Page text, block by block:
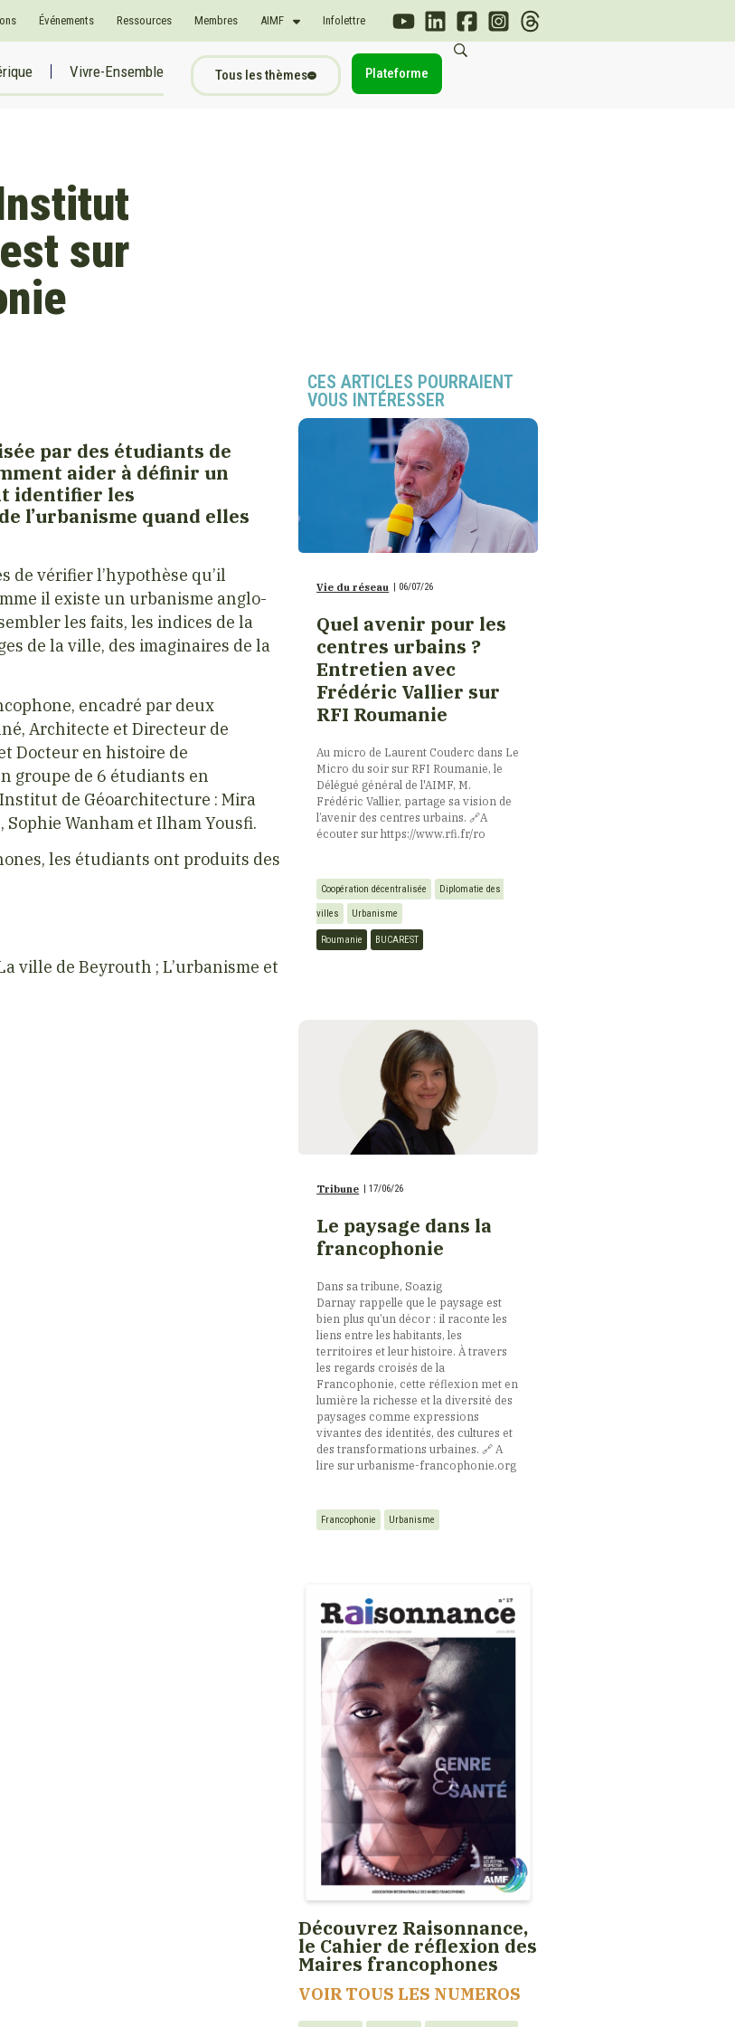
Événements Ressources Membres AIMF Infolettre
Vivre-Ensemble Tous les thèmes Plateforme
sur
par des étudiants de
aider à définir un
identifier les
l’urbanisme quand elles
de vérifier l’hypothèse qu’il
il existe un urbanisme anglo-
les faits, les indices de la
de la ville, des imaginaires de la
encadré par deux
Architecte et Directeur de
Docteur en histoire de
groupe de 6 étudiants en
de Géoarchitecture : Mira
Wanham et Ilham Yousfi.
les étudiants ont produits des
ville de Beyrouth ; L’urbanisme et
CES ARTICLES POURRAIENT
VOUS INTÉRESSER
Vie du réseau 06/07/26
Quel avenir pour les
centres urbains ?
Entretien avec
Frédéric Vallier sur
RFI Roumanie
Au micro de Laurent Couderc dans Le
Micro du soir sur RFI Roumanie, le
Délégué général de l'AIMF, M.
Frédéric Vallier, partage sa vision de
l’avenir des centres urbains. 🔗​A
écouter sur https://www.rfi.fr/ro
Coopération décentralisée Diplomatie des
villes Urbanisme
Roumanie BUCAREST
Tribune | 17/06/26
Le paysage dans la
francophonie
Dans sa tribune, Soazig
Darnay rappelle que le paysage est
bien plus qu’un décor : il raconte les
liens entre les habitants, les
territoires et leur histoire. À travers
les regards croisés de la
Francophonie, cette réflexion met en
lumière la richesse et la diversité des
paysages comme expressions
vivantes des identités, des cultures et
des transformations urbaines. 🔗​ A
lire sur urbanisme-francophonie.org
Francophonie Urbanisme
Découvrez Raisonnance,
le Cahier de réflexion des
Maires francophones
VOIR TOUS LES NUMEROS